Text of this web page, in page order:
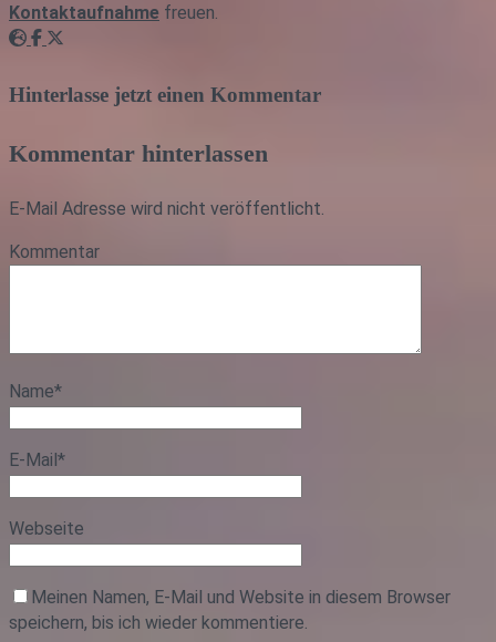
Kontaktaufnahme freuen.
Webseite
Facebook
Hinterlasse jetzt einen Kommentar
Kommentar hinterlassen
E-Mail Adresse wird nicht veröffentlicht.
Kommentar
Name*
E-Mail*
Webseite
Meinen Namen, E-Mail und Website in diesem Browser
speichern, bis ich wieder kommentiere.